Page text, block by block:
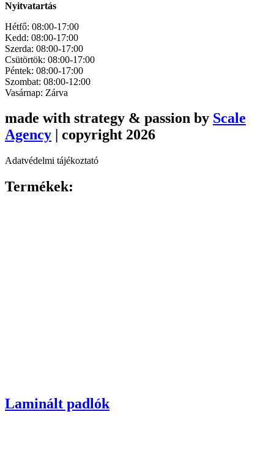
Nyitvatartás
Hétfő: 08:00-17:00
Kedd: 08:00-17:00
Szerda: 08:00-17:00
Csütörtök: 08:00-17:00
Péntek: 08:00-17:00
Szombat: 08:00-12:00
Vasárnap: Zárva
made with strategy & passion by Scale
Agency | copyright 2026
Adatvédelmi tájékoztató
Termékek:
Laminált padlók